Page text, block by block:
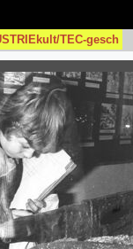
TEC-gesch